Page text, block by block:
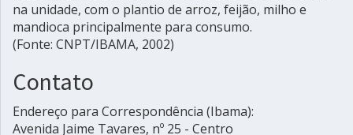
na unidade, com o plantio de arroz, feijão, milho e
mandioca principalmente para consumo.
(Fonte: CNPT/IBAMA, 2002)
Contato
Endereço para Correspondência (Ibama):
Avenida Jaime Tavares, nº 25 - Centro